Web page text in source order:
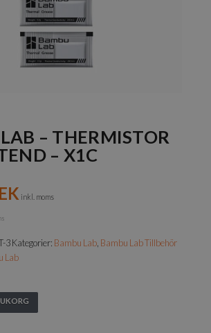
– THERMISTOR
– X1C
inkl. moms
3Kategorier: Bambu Lab Bambu Lab Tillbehör
Lab